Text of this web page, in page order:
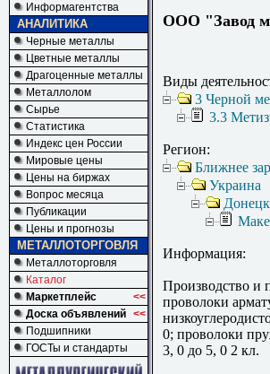
Информагентства
АНАЛИТИКА
Черные металлы
Цветные металлы
Драгоценные металлы
Металлолом
Сырье
Статистика
Индекс цен России
Мировые цены
Цены на биржах
Вопрос месяца
Публикации
Цены и прогнозы
МЕТАЛЛОТОРГОВЛЯ
Металлоторговля
Каталог
Маркетплейс
<<
Доска объявлений <<
Подшипники
ГОСТы и стандарты
ООО "Завод
Виды
3 Черной
3.3
Регион:
Ближнее
Украина
Информация:
Производство и
проволоки
0; проволоки
3, 0 до 5, 0 2 кл.